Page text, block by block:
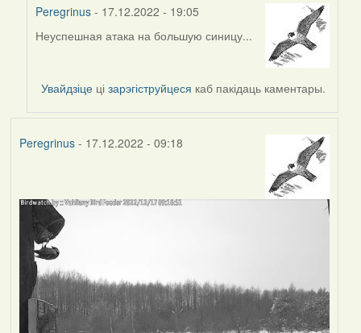
Peregrinus - 17.12.2022 - 19:05
In
by
Неуспешная атака на большую синицу...
Увайдзіце цізарэгіструйцеся каб пакідаць каментары.
Peregrinus- 17.12.2022 - 09:18